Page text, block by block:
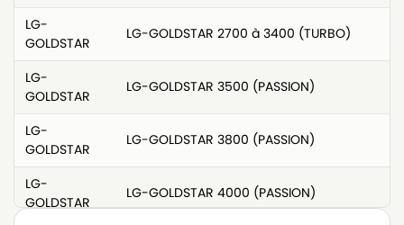
LG-
GOLDSTAR
LG-GOLDSTAR 2700 à 3400 (TURBO)
LG-
GOLDSTAR
LG-GOLDSTAR 3500 (PASSION)
LG-
GOLDSTAR
LG-GOLDSTAR 3800 (PASSION)
LG-
GOLDSTAR
LG-GOLDSTAR 4000 (PASSION)